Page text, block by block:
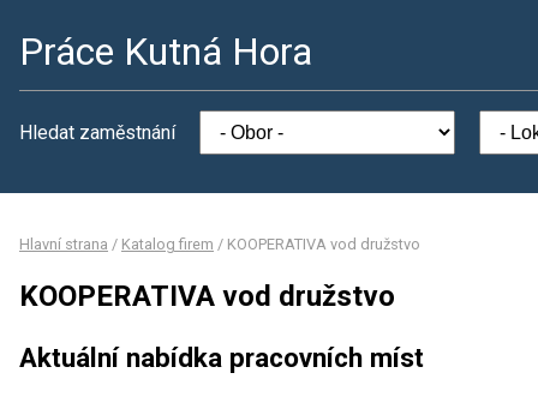
Práce Kutná Hora
Hledat zaměstnání
Hlavní strana / Katalog firem / KOOPERATIVA vod družstvo
KOOPERATIVA vod družstvo
Aktuální nabídka pracovních míst